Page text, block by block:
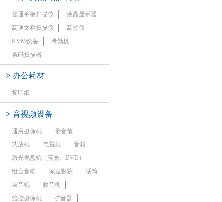
普通平板扫描仪
液晶显示器
高速文档扫描仪
高拍仪
KVM设备
考勤机
条码扫描器
> 办公耗材
复印纸
> 音视频设备
通用摄像机
录音笔
功放机
电视机
音箱
激光视盘机（蓝光、DVD）
组合音响
家庭影院
话筒
录音机
收音机
监控摄像机
扩音器